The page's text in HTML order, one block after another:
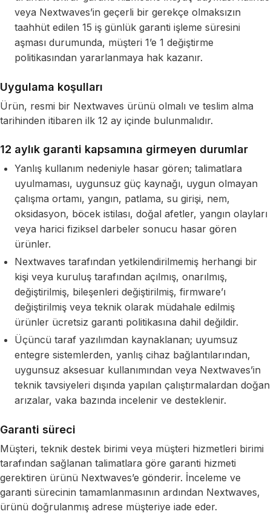
veya Nextwaves’in geçerli bir gerekçe olmaksızın
taahhüt edilen 15 iş günlük garanti işleme süresini
aşması durumunda, müşteri 1’e 1 değiştirme
politikasından yararlanmaya hak kazanır.
Uygulama koşulları
Ürün, resmi bir Nextwaves ürünü olmalı ve teslim alma
tarihinden itibaren ilk 12 ay içinde bulunmalıdır.
12 aylık garanti kapsamına girmeyen durumlar
Yanlış kullanım nedeniyle hasar gören; talimatlara
uyulmaması, uygunsuz güç kaynağı, uygun olmayan
çalışma ortamı, yangın, patlama, su girişi, nem,
oksidasyon, böcek istilası, doğal afetler, yangın olayları
veya harici fiziksel darbeler sonucu hasar gören
ürünler.
Nextwaves tarafından yetkilendirilmemiş herhangi bir
kişi veya kuruluş tarafından açılmış, onarılmış,
değiştirilmiş, bileşenleri değiştirilmiş, firmware’ı
değiştirilmiş veya teknik olarak müdahale edilmiş
ürünler ücretsiz garanti politikasına dahil değildir.
Üçüncü taraf yazılımdan kaynaklanan; uyumsuz
entegre sistemlerden, yanlış cihaz bağlantılarından,
uygunsuz aksesuar kullanımından veya Nextwaves’in
teknik tavsiyeleri dışında yapılan çalıştırmalardan doğan
arızalar, vaka bazında incelenir ve desteklenir.
Garanti süreci
Müşteri, teknik destek birimi veya müşteri hizmetleri birimi
tarafından sağlanan talimatlara göre garanti hizmeti
gerektiren ürünü Nextwaves’e gönderir. İnceleme ve
garanti sürecinin tamamlanmasının ardından Nextwaves,
ürünü doğrulanmış adrese müşteriye iade eder.